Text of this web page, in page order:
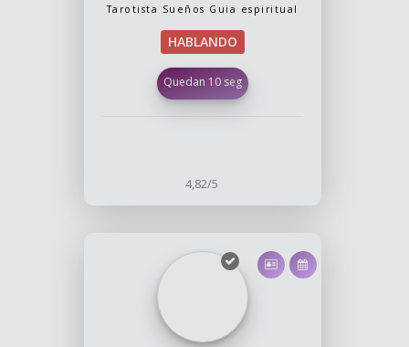
Tarotista Sueños Guia espiritual
HABLANDO
Quedan 10 seg
4,82/5